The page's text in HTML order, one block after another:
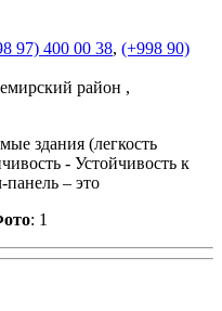
97) 400 00 38, (+998 90)
район ,
здания (легкость
- Устойчивость к
– это
: 1